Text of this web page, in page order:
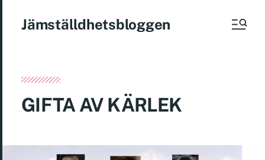
Jämställdhetsbloggen
GIFTA AV KÄRLEK